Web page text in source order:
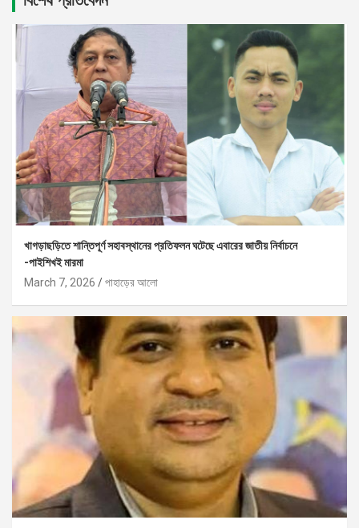
খাগড়াছড়িতে শান্তিপূর্ণ সহাবস্থানের প্রতিফলন ঘটেছে এবারের জাতীয় নির্বাচনে
-পাইশিখই মারমা
March 7, 2026
পাহাড়ের আলো